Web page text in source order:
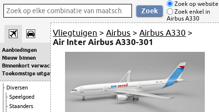
Zoek op website
Zoek enkel in
Airbus A330
Aanbiedingen
Nieuw binnen
Binnenkort verwacht
Toekomstige uitgaven
Diversen
Speelgoed
Staanders
Vliegtuigen >Airbus >Airbus A330 >
Air Inter Airbus A330-301